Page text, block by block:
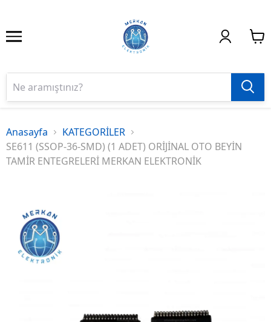
Anasayfa
KATEGORİLER
SE611 (SSOP-36-SMD) (1 ADET) ORİJİNAL OTO BEYİN
TAMİR ENTEGRELERİ MERKAN ELEKTRONİK